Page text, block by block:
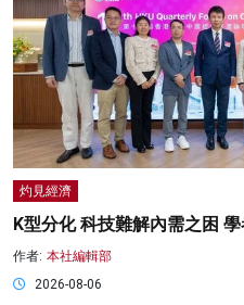
灼見經濟
K型分化 科技難解內需之困
作者: 本社編輯部
2026-08-06